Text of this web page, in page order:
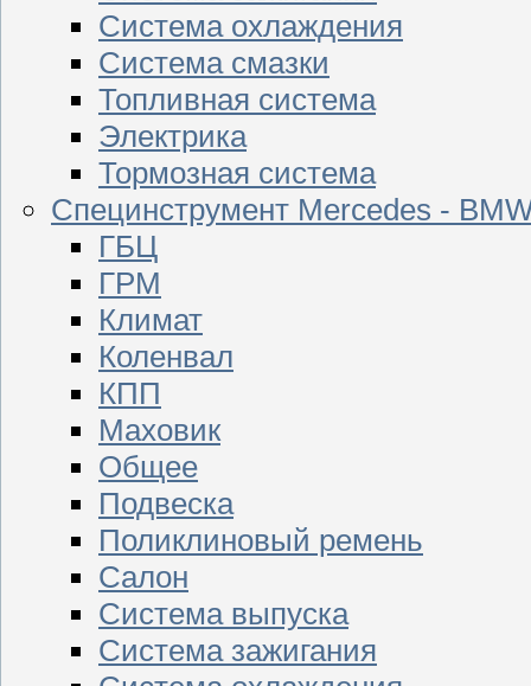
Система охлаждения
Система смазки
Топливная система
Электрика
Тормозная система
Специнструмент Mercedes -
ГБЦ
ГРМ
Климат
Коленвал
КПП
Маховик
Общее
Подвеска
Поликлиновый ремень
Салон
Система выпуска
Система зажигания